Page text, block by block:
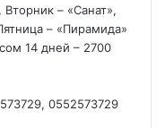
– «Санат»,
– «Пирамида»
14 дней – 2700
0552573729